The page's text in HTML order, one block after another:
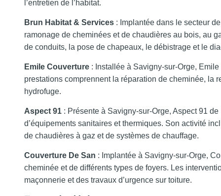
l’entretien de l’habitat.
Brun Habitat & Services : Implantée dans le secteur
ramonage de cheminées et de chaudières au bois, au
de conduits, la pose de chapeaux, le débistrage et le
Emile Couverture : Installée à Savigny-sur-Orge,
prestations comprennent la réparation de cheminée, la
hydrofuge.
Aspect 91 : Présente à Savigny-sur-Orge, Aspect 91
d’équipements sanitaires et thermiques. Son activité
de chaudières à gaz et de systèmes de chauffage.
Couverture De San : Implantée à Savigny-sur-Orge,
cheminée et de différents types de foyers. Les
maçonnerie et des travaux d’urgence sur toiture.